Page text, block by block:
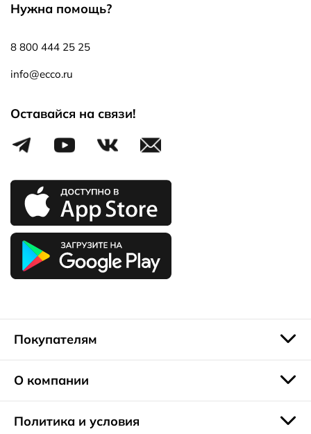
Нужна помощь?
8 800 444 25 25
info@ecco.ru
Оставайся на связи!
Покупателям
О компании
Политика и условия